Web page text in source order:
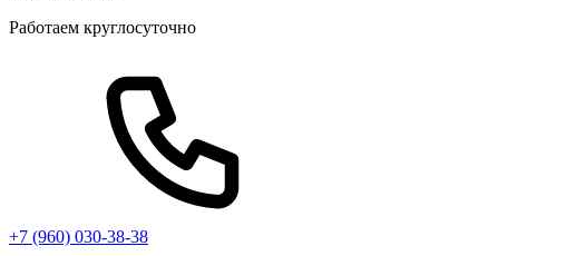
Работаем круглосуточно
+7 (960) 030-38-38